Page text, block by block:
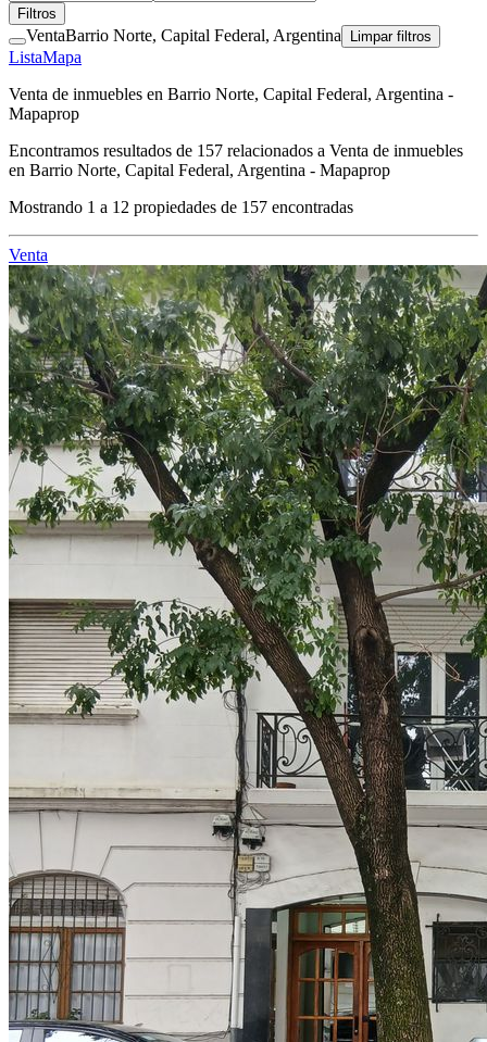
Filtros
VentaBarrio Norte, Capital Federal, Argentina Limpar filtros
ListaMapa
Venta de inmuebles en Barrio Norte, Capital Federal, Argentina -
Mapaprop
Encontramos resultados de 157 relacionados a Venta de inmuebles
en Barrio Norte, Capital Federal, Argentina - Mapaprop
Mostrando 1 a 12 propiedades de 157 encontradas
Venta